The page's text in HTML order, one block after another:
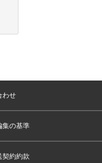
わせ
集の基準
契約約款